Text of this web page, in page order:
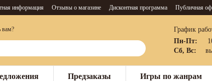
информация Отзывы о магазине Дисконтная программа Публичная
вам?
График
Пн-Пт:
Сб, Вс:
Предзаказы Игры по жанрам